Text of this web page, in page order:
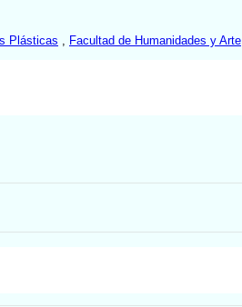
Plásticas Facultad de Humanidades y Arte